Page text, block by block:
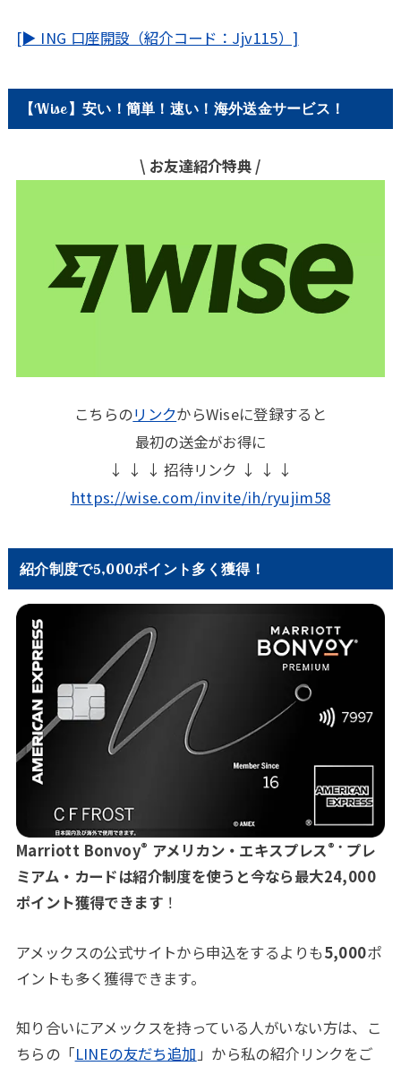
[▶ ING 口座開設（紹介コード：Jjv115）]
【Wise】安い！簡単！速い！海外送金サービス！
\ お友達紹介特典 /
こちらのリンクからWiseに登録すると
最初の送金がお得に
↓ ↓ ↓ 招待リンク ↓ ↓ ↓
https://wise.com/invite/ih/ryujim58
紹介制度で5,000ポイント多く獲得！
Marriott Bonvoy® アメリカン・エキスプレス®・ プレ
ミアム・カードは紹介制度を使うと今なら最大24,000
ポイント獲得できます ！
アメックスの公式サイトから申込をするよりも5,000ポ
イントも多く獲得できます。
知り合いにアメックスを持っている人がいない方は、こ
ちらの「LINEの友だち追加」から私の紹介リンクをご